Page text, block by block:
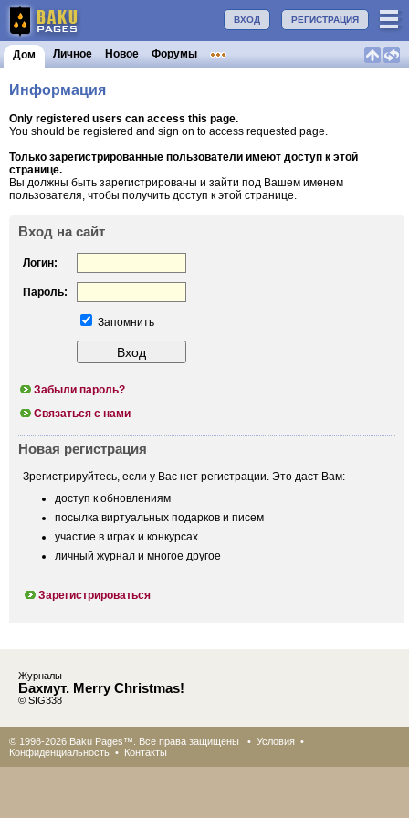
РЕГИСТРАЦИЯ
ВХОД
Дом Личное Новое Форумы
Информация
Only registered users can access this page.
You should be registered and sign on to access requested page.
Только зарегистрированные пользователи имеют доступ к этой
странице.
Вы должны быть зарегистрированы и зайти под Вашем именем
пользователя, чтобы получить доступ к этой странице.
Вход на сайт
Логин:
Пароль:
Запомнить
Забыли пароль?
Связаться с нами
Новая регистрация
Зрегистрируйтесь, если у Вас нет регистрации. Это даст Вам:
доступ к обновлениям
посылка виртуальных подарков и писем
участие в играх и конкурсах
личный журнал и многое другое
Зарегистрироваться
Журналы
Бахмут. Merry Christmas!
© SIG338
© 1998-2026 Baku Pages™. Все права защищены • Условия •
Конфиденциальность • Контакты